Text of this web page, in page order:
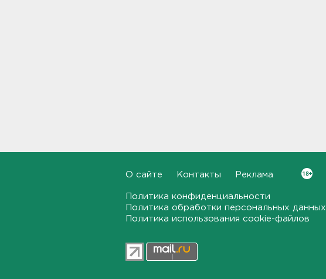
фоне переноса электричек
О сайте Контакты Реклама
Политика конфиденциальности
Политика обработки персональных данных
Политика использования cookie-файлов